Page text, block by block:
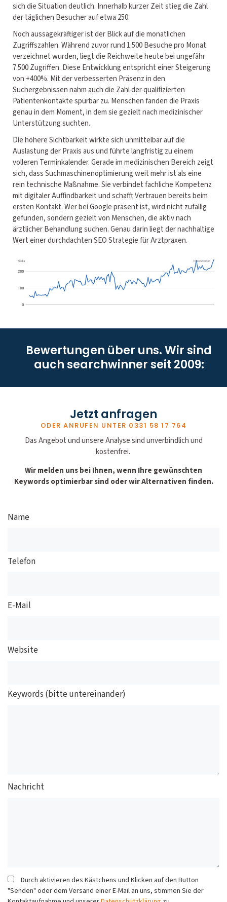
sich die Situation deutlich. Innerhalb kurzer Zeit stieg die Zahl
der täglichen Besucher auf etwa 250.
Noch aussagekräftiger ist der Blick auf die monatlichen
Zugriffszahlen. Während zuvor rund 1.500 Besuche pro Monat
verzeichnet wurden, liegt die Reichweite heute bei ungefähr
7.500 Zugriffen. Diese Entwicklung entspricht einer Steigerung
von +400%. Mit der verbesserten Präsenz in den
Suchergebnissen nahm auch die Zahl der qualifizierten
Patientenkontakte spürbar zu. Menschen fanden die Praxis
genau in dem Moment, in dem sie gezielt nach medizinischer
Unterstützung suchten.
Die höhere Sichtbarkeit wirkte sich unmittelbar auf die
Auslastung der Praxis aus und führte langfristig zu einem
volleren Terminkalender. Gerade im medizinischen Bereich zeigt
sich, dass Suchmaschinenoptimierung weit mehr ist als eine
rein technische Maßnahme. Sie verbindet fachliche Kompetenz
mit digitaler Auffindbarkeit und schafft Vertrauen bereits beim
ersten Kontakt. Wer bei Google präsent ist, wird nicht zufällig
gefunden, sondern gezielt von Menschen, die aktiv nach
ärztlicher Behandlung suchen. Genau darin liegt der nachhaltige
Wert einer durchdachten SEO Strategie für Arztpraxen.
Bewertungen über uns. Wir sind
auch searchwinner seit 2009:
Jetzt anfragen
ODER ANRUFEN UNTER 0331 58 17 764
Das Angebot und unsere Analyse sind unverbindlich und
kostenfrei.
Wir melden uns bei Ihnen, wenn Ihre gewünschten
Keywords optimierbar sind oder wir Alternativen finden.
Name
Telefon
E-Mail
Website
Keywords (bitte untereinander)
Nachricht
Durch aktivieren des Kästchens und Klicken auf den Button
"Senden" oder dem Versand einer E-Mail an uns, stimmen Sie der